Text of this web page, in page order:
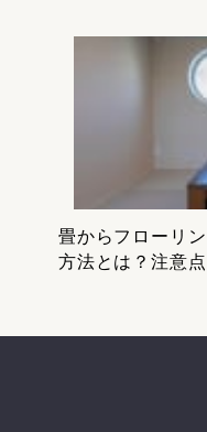
畳からフローリ
方法とは？注意